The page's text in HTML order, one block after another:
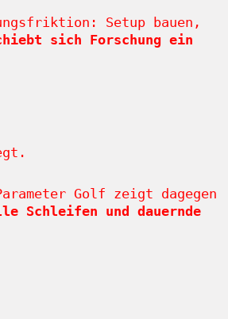
Setup bauen,
sich Forschung ein
Golf zeigt dagegen
Schleifen und dauernde